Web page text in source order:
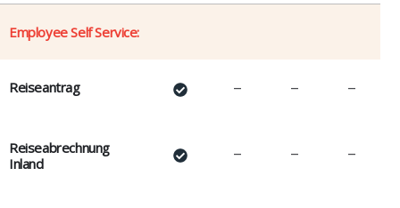
Employee Self Service:
Reiseantrag – – –
Reiseabrechnung
Inland
– – –